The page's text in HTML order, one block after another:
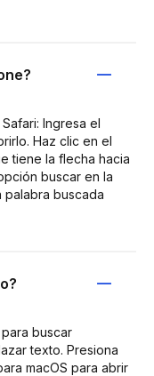
Ingresa el
Haz clic en el
tiene la flecha hacia
buscar en la
palabra buscada
buscar
texto. Presiona
macOS para abrir